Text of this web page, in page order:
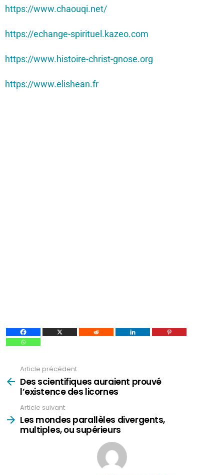
https://www.chaouqi.net/
https://echange-spirituel.kazeo.com
https://www.histoire-christ-gnose.org
https://www.elishean.fr
plus
Article précédent
Des scientifiques auraient prouvé
l’existence des licornes
Article suivant
Les mondes parallèles divergents,
multiples, ou supérieurs